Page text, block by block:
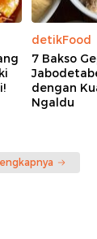
detikFood
7 Bakso
dengan
Ngaldu